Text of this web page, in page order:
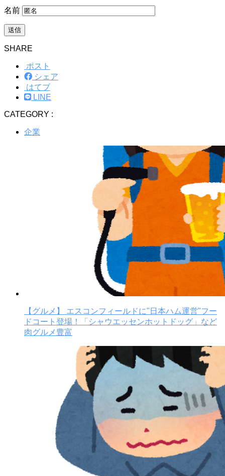
名前
SHARE
ポスト
シェア
はてブ
LINE
CATEGORY :
企業
【グルメ】 エスコンフィールドに"日本ハム運営"フー
ドコート登場！「シャウエッセンホットドッグ」など
肉グルメ豊富